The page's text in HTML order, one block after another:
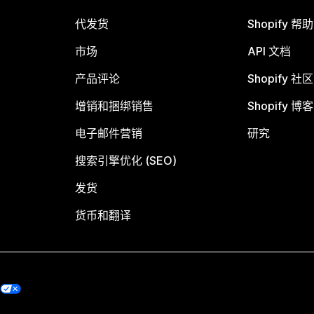
代发货
市场
产品评论
增销和捆绑销售
电子邮件营销
搜索引擎优化 (SEO)
发货
货币和翻译
Shopify 帮
API 文档
Shopify 社区
Shopify 博客
研究